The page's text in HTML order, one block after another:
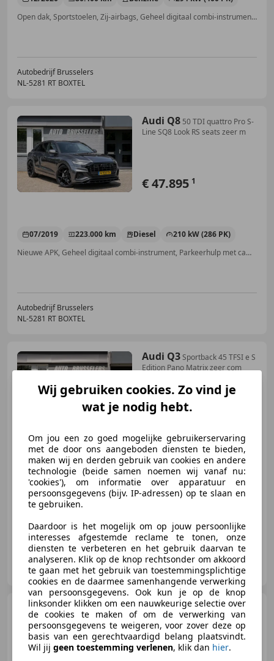
Open dak, Sportstoelen, Zij-airbags, Geheel digitaal combi-instrument, Elektrische stoelverstelling, Stoelverwarming, Getinte ramen, Grootlichtassistent
Autobedrijf Brusselers
NL-5281 RT BOXTEL
Audi Q8 50 TDI quattro Pro S-
Line SQ8 Look RS seats zeer m
€ 47.895 1
07/2019 223.000 km Diesel
210 kW (286 PK)
Nieuwe APK, Geheel digitaal combi-instrument, Parkeerhulp met camera, Sportstoelen, Luchtvering, Regensensor, Automatische klimaatregeling, 360° camera
Autobedrijf Brusselers
NL-5281 RT BOXTEL
Audi Q3Sportback 45 TFSI e S
Edition Pano Matrix zeer com
€ 43.895
11/2022 52.000 km
Elektro/Benzine
180 kW (245 PK)
Autobedrijf Brusselers
NL-5281 RT BOXTEL
Audi Q555 TFSI e quattro
Competition Luchtvering-Pano-
SQ5
Wij gebruiken cookies. Zo vind je
wat je nodig hebt.
Om jou een zo goed mogelijke gebruikerservaring
met de door ons aangeboden diensten te bieden,
maken wij en derden gebruik van cookies en andere
technologie (beide samen noemen wij vanaf nu:
'cookies'), om informatie over apparatuur en
persoonsgegevens (bijv. IP-adressen) op te slaan en
te gebruiken.
Daardoor is het mogelijk om op jouw persoonlijke
interesses afgestemde reclame te tonen, onze
diensten te verbeteren en het gebruik daarvan te
analyseren. Klik op de knop rechtsonder om akkoord
te gaan met het gebruik van toestemmingsplichtige
cookies en de daarmee samenhangende verwerking
van persoonsgegevens. Ook kun je op de knop
linksonder klikken om een nauwkeurige selectie over
de cookies te maken of om de verwerking van
persoonsgegevens te weigeren, voor zover deze op
basis van een gerechtvaardigd belang plaatsvindt.
Wil jij geen toestemming verlenen, klik dan hier.